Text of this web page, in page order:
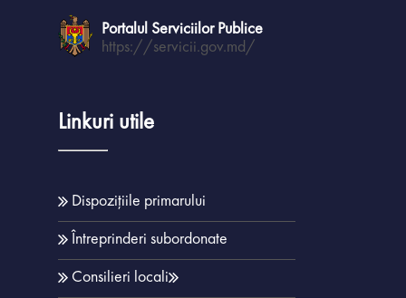
Portalul Serviciilor Publice
https://servicii.gov.md/
Linkuri utile
Dispozițiile primarului
Întreprinderi subordonate
Consilieri locali